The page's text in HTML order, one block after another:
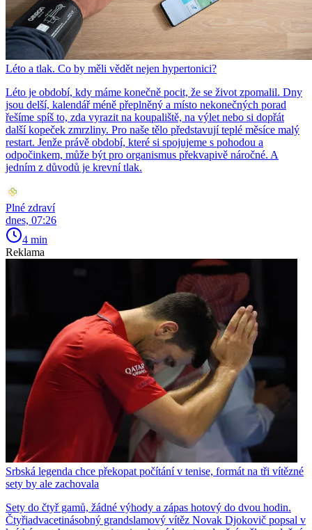
Léto a tlak. Co by měli vědět nejen hypertonici?
Léto je období, kdy máme konečně pocit, že se život zpomalil. Dny
jsou delší, kalendář méně přeplněný a místo nekonečných porad
řešíme spíš to, zda vyrazit na koupaliště, na výlet nebo si dopřát
další kopeček zmrzliny. Pro naše tělo představují teplé měsíce malý
restart. Jenže právě období, které si spojujeme s pohodou a
odpočinkem, může být pro organismus překvapivě náročné. A
jedním z důvodů je krevní tlak.
Plné zdraví
dnes, 07:26
4 min
Reklama
Srbská legenda chce překopat počítání v tenise, formát na tři vítězné
sety by ale zachovala
Sety do čtyř gamů, žádné výhody a zápas hotový do dvou hodin.
Čtyřiadvacetinásobný grandslamový vítěz Novak Djokovič popsal v